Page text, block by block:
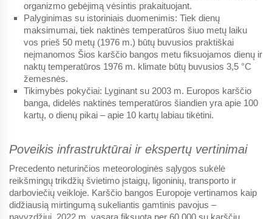
organizmo gebėjimą vėsintis prakaituojant.
Palyginimas su istoriniais duomenimis: Tiek dienų
maksimumai, tiek naktinės temperatūros šiuo metų laiku
vos prieš 50 metų (1976 m.) būtų buvusios praktiškai
neįmanomos Šios karščio bangos metu fiksuojamos dienų ir
naktų temperatūros 1976 m. klimate būtų buvusios 3,5 °C
žemesnės.
Tikimybės pokyčiai: Lyginant su 2003 m. Europos karščio
banga, didelės naktinės temperatūros šiandien yra apie 100
kartų, o dienų pikai – apie 10 kartų labiau tikėtini.
Poveikis infrastruktūrai ir ekspertų vertinimai
Precedento neturinčios meteorologinės sąlygos sukėlė
reikšmingų trikdžių švietimo įstaigų, ligoninių, transporto ir
darboviečių veikloje. Karščio bangos Europoje vertinamos kaip
didžiausią mirtingumą sukeliantis gamtinis pavojus –
pavyzdžiui, 2022 m. vasarą fiksuota per 60 000 su karščiu